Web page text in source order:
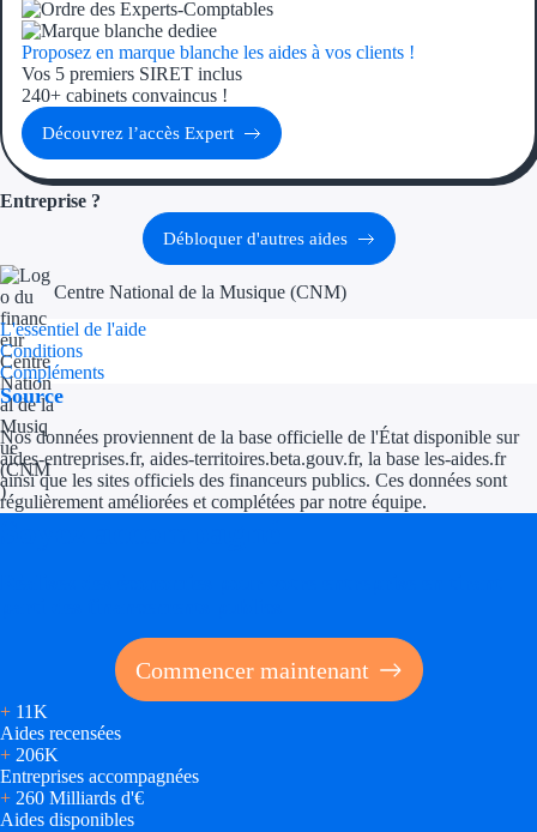
Proposez en marque blanche les aides à vos clients !
Vos 5 premiers SIRET inclus
240+ cabinets convaincus !
Découvrez l’accès Expert
Entreprise ?
Débloquer d'autres aides
Centre National de la Musique (CNM)
L'essentiel de l'aide
Conditions
Compléments
Source
Nos données proviennent de la base officielle de l'État disponible sur
aides-entreprises.fr, aides-territoires.beta.gouv.fr, la base les-aides.fr
ainsi que les sites officiels des financeurs publics. Ces données sont
régulièrement améliorées et complétées par notre équipe.
Commencer maintenant
+ 11K
Aides recensées
+ 206K
Entreprises accompagnées
+ 260 Milliards d'€
Aides disponibles